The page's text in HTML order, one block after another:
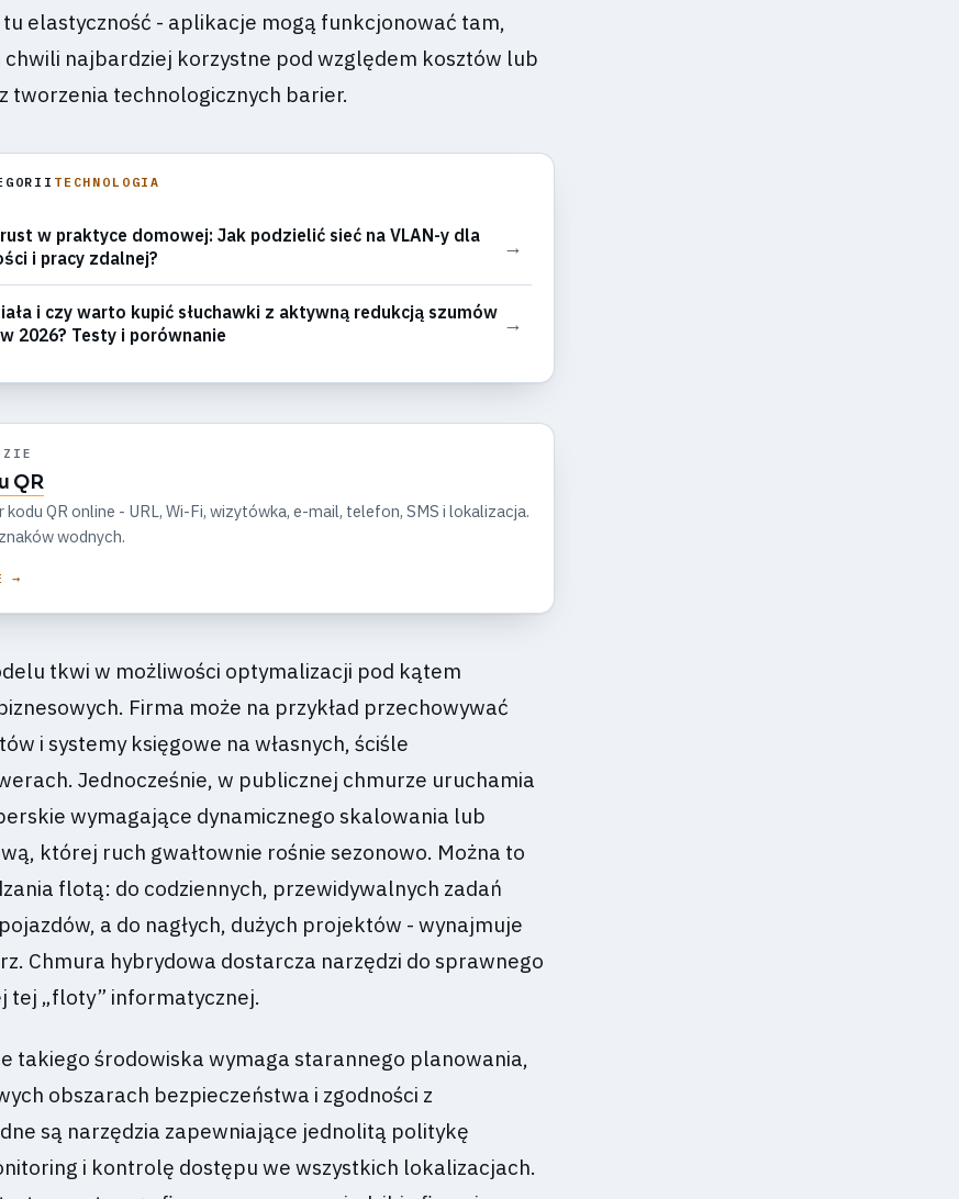
elastyczność - aplikacje mogą funkcjonować tam,
chwili najbardziej korzystne pod względem kosztów lub
tworzenia technologicznych barier.
TECHNOLOGIA
w praktyce domowej: Jak podzielić sieć na VLAN-y dla
i pracy zdalnej?
→
i czy warto kupić słuchawki z aktywną redukcją szumów
2026? Testy i porównanie
→
QR
QR online - URL, Wi-Fi, wizytówka, e-mail, telefon, SMS i lokalizacja.
wodnych.
→
tkwi w możliwości optymalizacji pod kątem
Firma może na przykład przechowywać
i systemy księgowe na własnych, ściśle
Jednocześnie, w publicznej chmurze uruchamia
wymagające dynamicznego skalowania lub
której ruch gwałtownie rośnie sezonowo. Można to
flotą: do codziennych, przewidywalnych zadań
a do nagłych, dużych projektów - wynajmuje
Chmura hybrydowa dostarcza narzędzi do sprawnego
tej „floty” informatycznej.
takiego środowiska wymaga starannego planowania,
obszarach bezpieczeństwa i zgodności z
są narzędzia zapewniające jednolitą politykę
i kontrolę dostępu we wszystkich lokalizacjach.